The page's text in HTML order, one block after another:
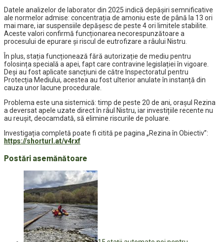
Datele analizelor de laborator din 2025 indică depășiri semnificative
ale normelor admise: concentrația de amoniu este de până la 13 ori
mai mare, iar suspensiile depășesc de peste 4 ori limitele stabilite.
Aceste valori confirmă funcționarea necorespunzătoare a
procesului de epurare și riscul de eutrofizare a râului Nistru.
În plus, stația funcționează fără autorizație de mediu pentru
folosința specială a apei, fapt care contravine legislației în vigoare.
Deși au fost aplicate sancțiuni de către Inspectoratul pentru
Protecția Mediului, acestea au fost ulterior anulate în instanță din
cauza unor lacune procedurale.
Problema este una sistemică: timp de peste 20 de ani, orașul Rezina
a deversat apele uzate direct în râul Nistru, iar investițiile recente nu
au reușit, deocamdată, să elimine riscurile de poluare.
Investigația completă poate fi citită pe pagina „Rezina în Obiectiv”:
https://shorturl.at/v4rxf
Postări asemănătoare